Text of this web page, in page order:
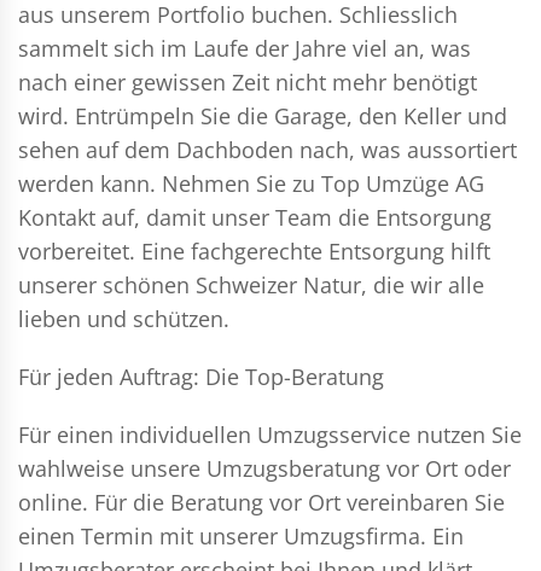
aus unserem Portfolio buchen. Schliesslich
sammelt sich im Laufe der Jahre viel an, was
nach einer gewissen Zeit nicht mehr benötigt
wird. Entrümpeln Sie die Garage, den Keller und
sehen auf dem Dachboden nach, was aussortiert
werden kann. Nehmen Sie zu Top Umzüge AG
Kontakt auf, damit unser Team die Entsorgung
vorbereitet. Eine fachgerechte Entsorgung hilft
unserer schönen Schweizer Natur, die wir alle
lieben und schützen.
Für jeden Auftrag: Die Top-Beratung
Für einen individuellen Umzugsservice nutzen Sie
wahlweise unsere Umzugsberatung vor Ort oder
online. Für die Beratung vor Ort vereinbaren Sie
einen Termin mit unserer Umzugsfirma. Ein